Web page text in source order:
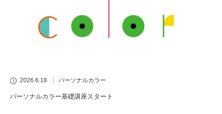
2026.6.18 パーソナルカラー
パーソナルカラー基礎講座スタート